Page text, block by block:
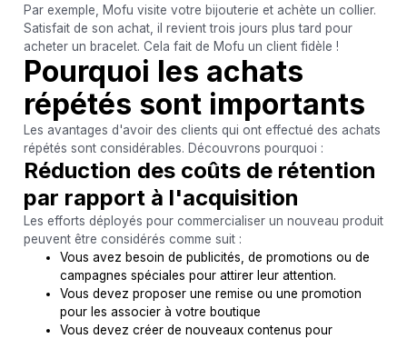
Par exemple, Mofu visite votre bijouterie et achète un collier.
Satisfait de son achat, il revient trois jours plus tard pour
acheter un bracelet. Cela fait de Mofu un client fidèle !
Pourquoi les achats
répétés sont importants
Les avantages d'avoir des clients qui ont effectué des achats
répétés sont considérables. Découvrons pourquoi :
Réduction des coûts de rétention
par rapport à l'acquisition
Les efforts déployés pour commercialiser un nouveau produit
peuvent être considérés comme suit :
Vous avez besoin de publicités, de promotions ou de
campagnes spéciales pour attirer leur attention.
Vous devez proposer une remise ou une promotion
pour les associer à votre boutique
Vous devez créer de nouveaux contenus pour